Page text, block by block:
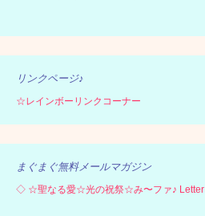
リンクページ♪
☆レインボーリンクコーナー
まぐまぐ無料メールマガジン
◇ ☆聖なる愛☆光の祝祭☆み〜ファ♪ Letter